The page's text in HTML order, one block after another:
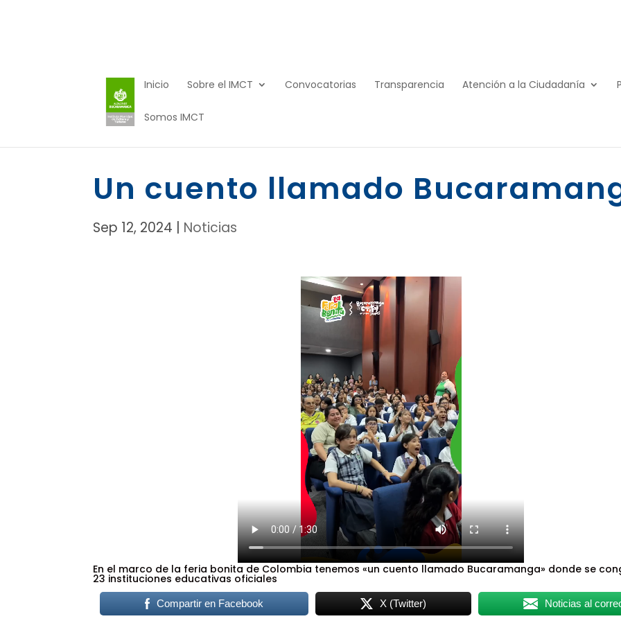
Inicio Sobre el IMCT Convocatorias Transparencia Atención a la Ciudadanía
Somos IMCT
Un cuento llamado
Sep 12, 2024 Noticias
En el marco de la feria bonita de Colombia tenemos «un cuento llamado Bucaramanga» donde se
23 instituciones educativas oficiales
Compartir en Facebook X (Twitter) Noticias al